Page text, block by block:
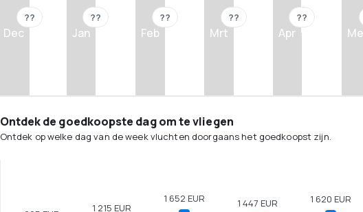
Dec
??
Jan
??
Feb
??
Mrt
??
Apr
??
Ontdek de goedkoopste dag om te vliegen
Ontdek op welke dag van de week vluchten doorgaans het goedkoopst zijn.
1 215 EUR
1 652 EUR 1 447 EUR 1 620 EUR